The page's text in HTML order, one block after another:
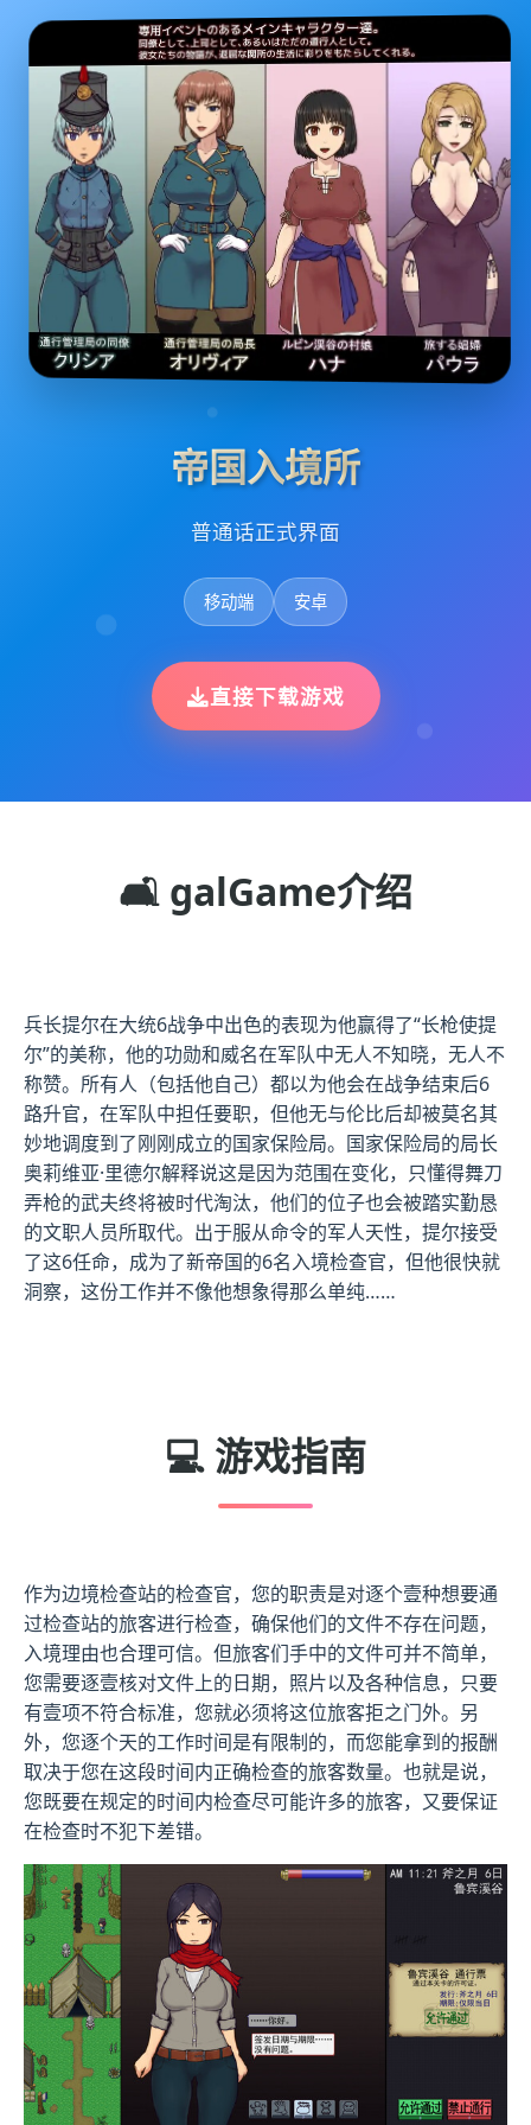
帝国入境所
普通话正式界面
移动端 安卓
直接下载游戏
🛋️ galGame介绍
兵长提尔在大统6战争中出色的表现为他赢得了“长枪使提
尔”的美称，他的功勋和威名在军队中无人不知晓，无人不
称赞。所有人（包括他自己）都以为他会在战争结束后6
路升官，在军队中担任要职，但他无与伦比后却被莫名其
妙地调度到了刚刚成立的国家保险局。国家保险局的局长
奥莉维亚·里德尔解释说这是因为范围在变化，只懂得舞刀
弄枪的武夫终将被时代淘汰，他们的位子也会被踏实勤恳
的文职人员所取代。出于服从命令的军人天性，提尔接受
了这6任命，成为了新帝国的6名入境检查官，但他很快就
洞察，这份工作并不像他想象得那么单纯……
💻 游戏指南
作为边境检查站的检查官，您的职责是对逐个壹种想要通
过检查站的旅客进行检查，确保他们的文件不存在问题，
入境理由也合理可信。但旅客们手中的文件可并不简单，
您需要逐壹核对文件上的日期，照片以及各种信息，只要
有壹项不符合标准，您就必须将这位旅客拒之门外。另
外，您逐个天的工作时间是有限制的，而您能拿到的报酬
取决于您在这段时间内正确检查的旅客数量。也就是说，
您既要在规定的时间内检查尽可能许多的旅客，又要保证
在检查时不犯下差错。